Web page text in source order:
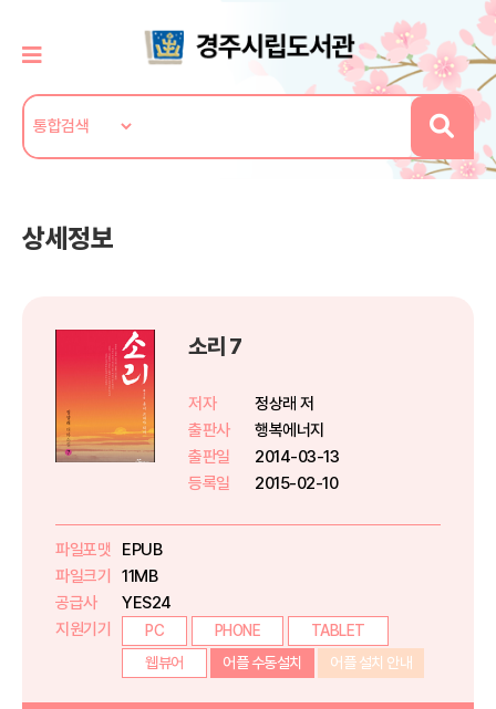
상세정보
소리 7
저자
정상래 저
출판사
행복에너지
출판일
2014-03-13
등록일
2015-02-10
파일포맷
EPUB
파일크기
11MB
공급사
YES24
지원기기
PC PHONE
TABLET
웹뷰어
어플 수동설치 어플 설치 안내